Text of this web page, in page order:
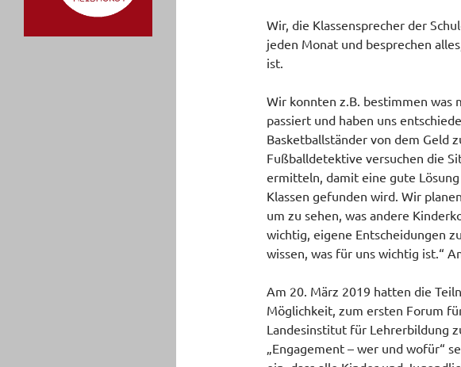
Wir, die Klassensprecher der
jeden Monat und besprechen
ist.
Wir konnten z.B. bestimmen was
passiert und haben uns
Basketballständer von dem Geld
Fußballdetektive versuchen die
ermitteln, damit eine gute
Klassen gefunden wird. Wir
um zu sehen, was andere
wichtig, eigene Entscheidungen
wissen, was für uns wichtig ist.“
Am 20. März 2019 hatten die
Möglichkeit, zum ersten Forum
Landesinstitut für Lehrerbildung
„Engagement – wer und wofür“